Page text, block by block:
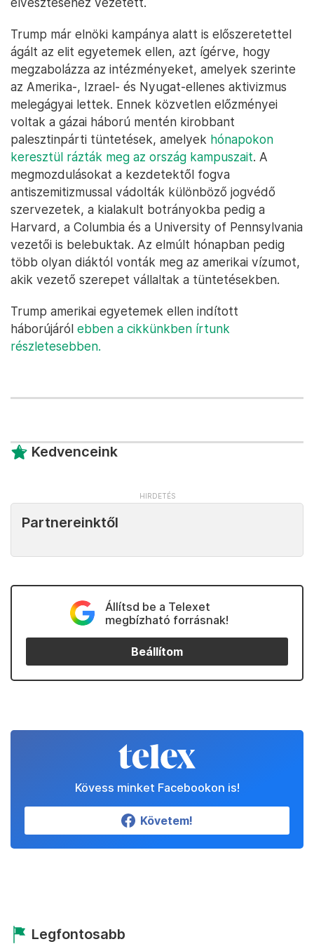
Trump már elnöki kampánya alatt is előszeretettel
ágált az elit egyetemek ellen, azt ígérve, hogy
megzabolázza az intézményeket, amelyek szerinte
az Amerika-, Izrael- és Nyugat-ellenes aktivizmus
melegágyai lettek. Ennek közvetlen előzményei
voltak a gázai háború mentén kirobbant
palesztinpárti tüntetések, amelyek hónapokon
keresztül rázták meg az ország kampuszait. A
megmozdulásokat a kezdetektől fogva
antiszemitizmussal vádolták különböző jogvédő
szervezetek, a kialakult botrányokba pedig a
Harvard, a Columbia és a University of Pennsylvania
vezetői is belebuktak. Az elmúlt hónapban pedig
több olyan diáktól vonták meg az amerikai vízumot,
akik vezető szerepet vállaltak a tüntetésekben.
Trump amerikai egyetemek ellen indított
háborújáról ebben a cikkünkben írtunk
részletesebben.
Kedvenceink
Partnereinktől
Állítsd be a Telexet
megbízható forrásnak!
Beállítom
Kövess minket Facebookon is!
Követem!
Legfontosabb